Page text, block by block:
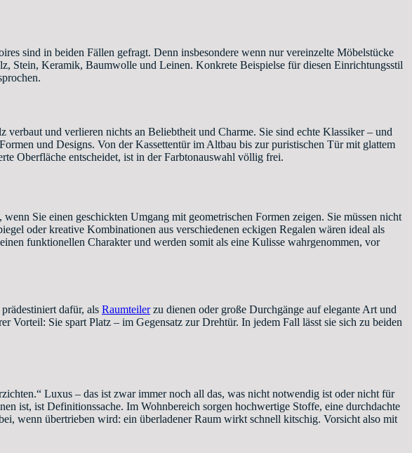
sind in beiden Fällen gefragt. Denn insbesondere wenn nur vereinzelte Möbelstücke
Stein, Keramik, Baumwolle und Leinen. Konkrete Beispielse für diesen Einrichtungsstil
und verlieren nichts an Beliebtheit und Charme. Sie sind echte Klassiker – und
und Designs. Von der Kassettentür im Altbau bis zur puristischen Tür mit glattem
Oberfläche entscheidet, ist in der Farbtonauswahl völlig frei.
Sie einen geschickten Umgang mit geometrischen Formen zeigen. Sie müssen nicht
oder kreative Kombinationen aus verschiedenen eckigen Regalen wären ideal als
funktionellen Charakter und werden somit als eine Kulisse wahrgenommen, vor
dafür, als Raumteilerzu dienen oder große Durchgänge auf elegante Art und
Vorteil: Sie spart Platz – im Gegensatz zur Drehtür. In jedem Fall lässt sie sich zu beiden
Luxus – das ist zwar immer noch all das, was nicht notwendig ist oder nicht für
ist, ist Definitionssache. Im Wohnbereich sorgen hochwertige Stoffe, eine durchdachte
wenn übertrieben wird: ein überladener Raum wirkt schnell kitschig. Vorsicht also mit